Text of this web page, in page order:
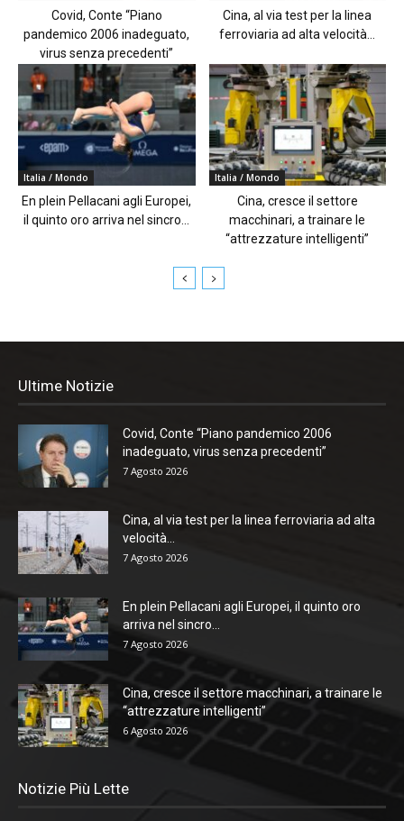
Covid, Conte “Piano
pandemico 2006 inadeguato,
virus senza precedenti”
Cina, al via test per la linea
ferroviaria ad alta velocità...
Italia / Mondo
En plein Pellacani agli Europei,
il quinto oro arriva nel sincro...
Italia / Mondo
Cina, cresce il settore
macchinari, a trainare le
“attrezzature intelligenti”
Ultime Notizie
Covid, Conte “Piano pandemico 2006
inadeguato, virus senza precedenti”
7 Agosto 2026
Cina, al via test per la linea ferroviaria ad alta
velocità...
7 Agosto 2026
En plein Pellacani agli Europei, il quinto oro
arriva nel sincro...
7 Agosto 2026
Cina, cresce il settore macchinari, a trainare le
“attrezzature intelligenti”
6 Agosto 2026
Notizie Più Lette